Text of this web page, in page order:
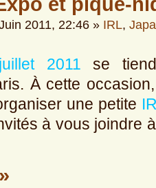
2011, 22:46 » IRL,
2011 se
À cette
une petite
à vous joindre